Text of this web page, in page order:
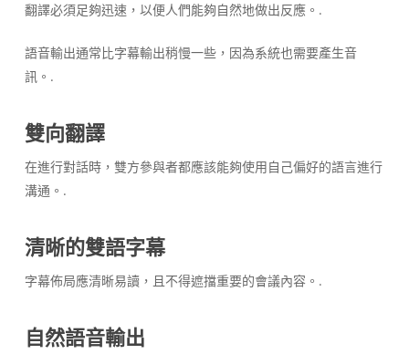
翻譯必須足夠迅速，以便人們能夠自然地做出反應。.
語音輸出通常比字幕輸出稍慢一些，因為系統也需要產生音
訊。.
雙向翻譯
在進行對話時，雙方參與者都應該能夠使用自己偏好的語言進行
溝通。.
清晰的雙語字幕
字幕佈局應清晰易讀，且不得遮擋重要的會議內容。.
自然語音輸出